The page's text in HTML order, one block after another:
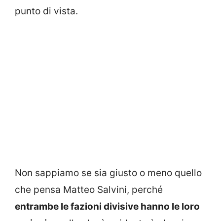
punto di vista.
Non sappiamo se sia giusto o meno quello
che pensa Matteo Salvini, perché
entrambe le fazioni divisive hanno le loro